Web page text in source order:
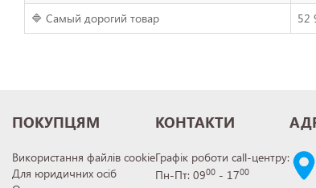
🔷 Самый дорогий товар
52
ПОКУПЦЯМ
Використання файлів cookie
Для юридичних осіб
КОНТАКТИ
Графік роботи call-центру:
Пн-Пт: 0900 - 1700